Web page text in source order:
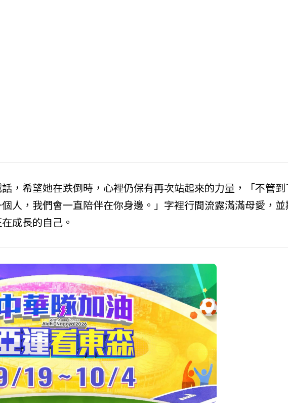
，希望她在跌倒時，心裡仍保有再次站起來的力量，「不管
人，我們會一直陪伴在你身邊。」字裡行間流露滿滿母愛，
成長的自己。